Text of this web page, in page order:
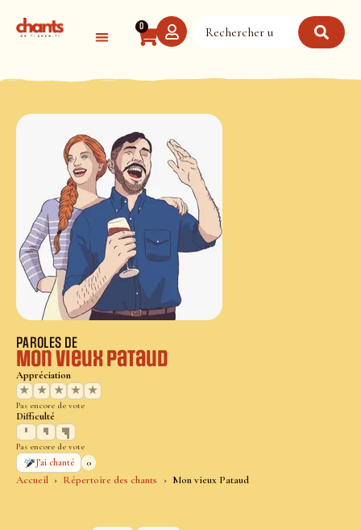
0
Accueil Répertoire des chants Mon vieux Pataud
PAROLES DE
Mon vieux Pataud
Appréciation
★
★ ★ ★ ★
Pas encore de vote
Difficulté
Pas encore de vote
J’ai chanté
0